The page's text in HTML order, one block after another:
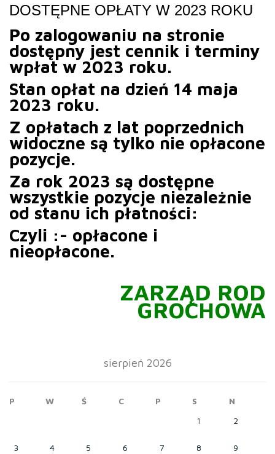
DOSTĘPNE OPŁATY W 2023 ROKU
Po zalogowaniu na stronie
dostępny jest cennik i terminy
wpłat w 2023 roku.
Stan opłat na dzień 14 maja
2023 roku.
Z opłatach z lat poprzednich
widoczne są tylko nie opłacone
pozycje.
Za rok 2023 są dostępne
wszystkie pozycje niezależnie
od stanu ich płatności:
Czyli :- opłacone i
nieopłacone.
ZARZĄD ROD
GROCHOWA
sierpień 2026
P W Ś C P S
N
1
2
3 4 5 6 7 8 9